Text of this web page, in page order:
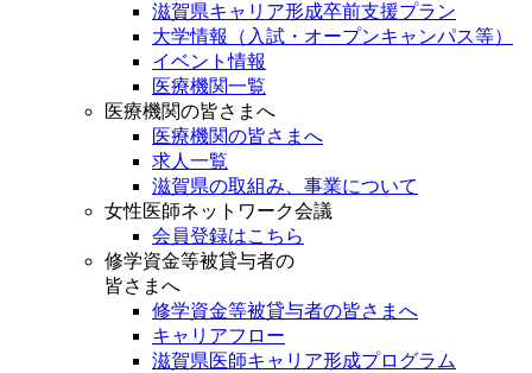
滋賀県キャリア形成卒前支援プラン
大学情報（入試・オープンキャンパス等）
イベント情報
医療機関一覧
医療機関の皆さまへ
医療機関の皆さまへ
求人一覧
滋賀県の取組み、事業について
女性医師ネットワーク会議
会員登録はこちら
修学資金等被貸与者の
皆さまへ
修学資金等被貸与者の皆さまへ
キャリアフロー
滋賀県医師キャリア形成プログラム